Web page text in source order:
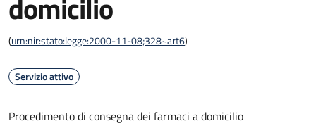
domicilio
(urn:nir:stato:legge:2000-11-08;328~art6)
Servizio attivo
Procedimento di consegna dei farmaci a domicilio